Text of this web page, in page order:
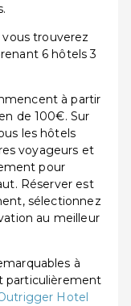
vous trouverez
6 hôtels 3
à partir
de 100€. Sur
les hôtels
voyageurs et
pour
Réserver est
sélectionnez
au meilleur
à
particulièrement
Hotel